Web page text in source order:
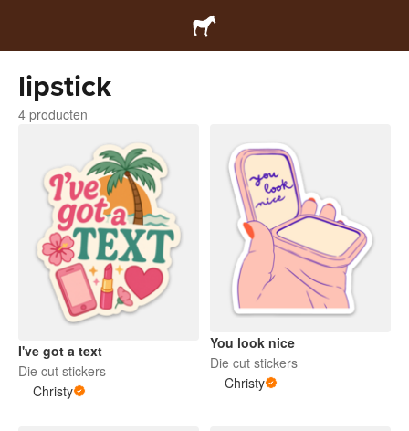
lipstick
4 producten
I've got a text
Die cut stickers
Christy
You look nice
Die cut stickers
Christy